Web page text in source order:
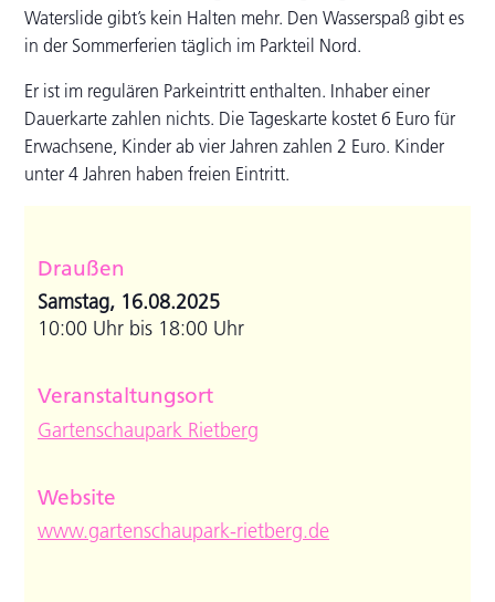
Waterslide gibt’s kein Halten mehr. Den Wasserspaß gibt es
in der Sommerferien täglich im Parkteil Nord.
Er ist im regulären Parkeintritt enthalten. Inhaber einer
Dauerkarte zahlen nichts. Die Tageskarte kostet 6 Euro für
Erwachsene, Kinder ab vier Jahren zahlen 2 Euro. Kinder
unter 4 Jahren haben freien Eintritt.
Draußen
Samstag, 16.08.2025
10:00 Uhr bis 18:00 Uhr
Veranstaltungsort
Gartenschaupark Rietberg
Website
www.gartenschaupark-rietberg.de